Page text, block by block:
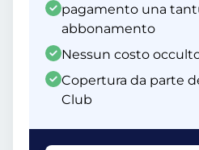
pagamento una
abbonamento
Nessun costo
Copertura da parte
Club